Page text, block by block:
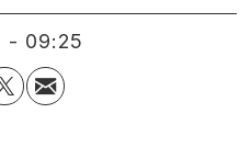
- 09:25